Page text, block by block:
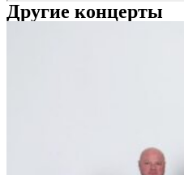
Другие концерты